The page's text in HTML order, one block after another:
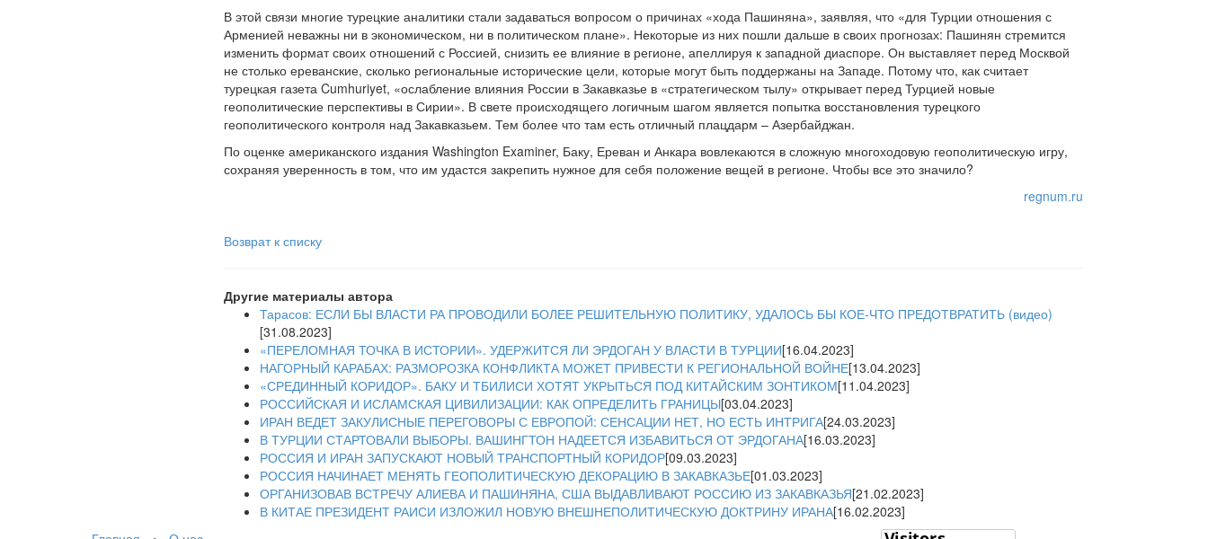
В этой связи многие турецкие аналитики стали задаваться вопросом о причинах «хода Пашиняна», заявляя, что «для Турции отношения с
Арменией неважны ни в экономическом, ни в политическом плане». Некоторые из них пошли дальше в своих прогнозах: Пашинян стремится
изменить формат своих отношений с Россией, снизить ее влияние в регионе, апеллируя к западной диаспоре. Он выставляет перед Москвой
не столько ереванские, сколько региональные исторические цели, которые могут быть поддержаны на Западе. Потому что, как считает
турецкая газета Cumhuriyet, «ослабление влияния России в Закавказье в «стратегическом тылу» открывает перед Турцией новые
геополитические перспективы в Сирии». В свете происходящего логичным шагом является попытка восстановления турецкого
геополитического контроля над Закавказьем. Тем более что там есть отличный плацдарм – Азербайджан.
По оценке американского издания Washington Examiner, Баку, Ереван и Анкара вовлекаются в сложную многоходовую геополитическую игру,
сохраняя уверенность в том, что им удастся закрепить нужное для себя положение вещей в регионе. Чтобы все это значило?
regnum.ru
Возврат к списку
Другие материалы автора
Тарасов: ЕСЛИ БЫ ВЛАСТИ РА ПРОВОДИЛИ БОЛЕЕ РЕШИТЕЛЬНУЮ ПОЛИТИКУ, УДАЛОСЬ БЫ КОЕ-ЧТО ПРЕДОТВРАТИТЬ (видео)
[31.08.2023]
«ПЕРЕЛОМНАЯ ТОЧКА В ИСТОРИИ». УДЕРЖИТСЯ ЛИ ЭРДОГАН У ВЛАСТИ В ТУРЦИИ[16.04.2023]
НАГОРНЫЙ КАРАБАХ: РАЗМОРОЗКА КОНФЛИКТА МОЖЕТ ПРИВЕСТИ К РЕГИОНАЛЬНОЙ ВОЙНЕ[13.04.2023]
«СРЕДИННЫЙ КОРИДОР». БАКУ И ТБИЛИСИ ХОТЯТ УКРЫТЬСЯ ПОД КИТАЙСКИМ ЗОНТИКОМ[11.04.2023]
РОССИЙСКАЯ И ИСЛАМСКАЯ ЦИВИЛИЗАЦИИ: КАК ОПРЕДЕЛИТЬ ГРАНИЦЫ[03.04.2023]
ИРАН ВЕДЕТ ЗАКУЛИСНЫЕ ПЕРЕГОВОРЫ С ЕВРОПОЙ: СЕНСАЦИИ НЕТ, НО ЕСТЬ ИНТРИГА[24.03.2023]
В ТУРЦИИ СТАРТОВАЛИ ВЫБОРЫ. ВАШИНГТОН НАДЕЕТСЯ ИЗБАВИТЬСЯ ОТ ЭРДОГАНА[16.03.2023]
РОССИЯ И ИРАН ЗАПУСКАЮТ НОВЫЙ ТРАНСПОРТНЫЙ КОРИДОР[09.03.2023]
РОССИЯ НАЧИНАЕТ МЕНЯТЬ ГЕОПОЛИТИЧЕСКУЮ ДЕКОРАЦИЮ В ЗАКАВКАЗЬЕ[01.03.2023]
ОРГАНИЗОВАВ ВСТРЕЧУ АЛИЕВА И ПАШИНЯНА, США ВЫДАВЛИВАЮТ РОССИЮ ИЗ ЗАКАВКАЗЬЯ[21.02.2023]
В КИТАЕ ПРЕЗИДЕНТ РАИСИ ИЗЛОЖИЛ НОВУЮ ВНЕШНЕПОЛИТИЧЕСКУЮ ДОКТРИНУ ИРАНА[16.02.2023]